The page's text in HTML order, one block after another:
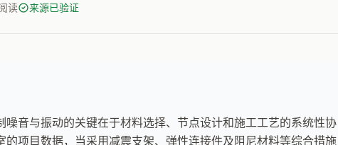
读 来源已验证
噪音与振动的关键在于材料选择、节点设计和施工工艺的系统性协
的项目数据，当采用减震支架、弹性连接件及阻尼材料等综合措施